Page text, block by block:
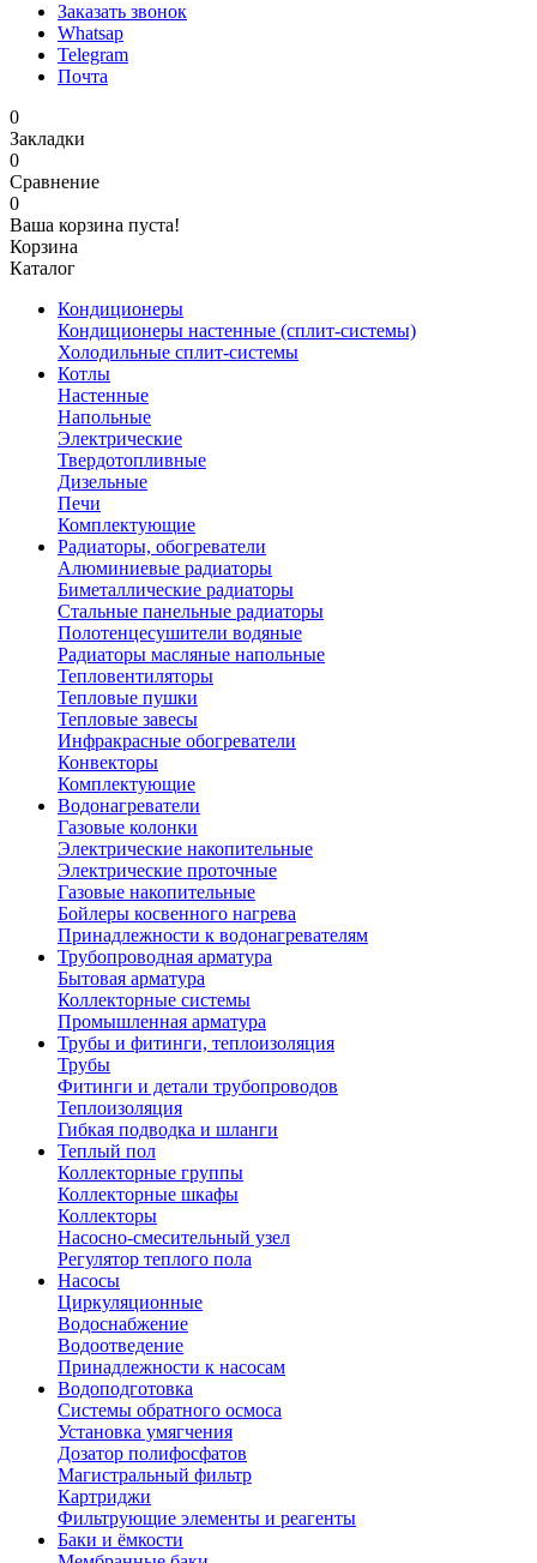
Заказать звонок
Whatsap
Telegram
Почта
0
Закладки
0
Сравнение
0
Ваша корзина пуста!
Корзина
Каталог
Кондиционеры
Кондиционеры настенные (сплит-системы)
Холодильные сплит-системы
Котлы
Настенные
Напольные
Электрические
Твердотопливные
Дизельные
Печи
Комплектующие
Радиаторы, обогреватели
Алюминиевые радиаторы
Биметаллические радиаторы
Стальные панельные радиаторы
Полотенцесушители водяные
Радиаторы масляные напольные
Тепловентиляторы
Тепловые пушки
Тепловые завесы
Инфракрасные обогреватели
Конвекторы
Комплектующие
Водонагреватели
Газовые колонки
Электрические накопительные
Электрические проточные
Газовые накопительные
Бойлеры косвенного нагрева
Принадлежности к водонагревателям
Трубопроводная арматура
Бытовая арматура
Коллекторные системы
Промышленная арматура
Трубы и фитинги, теплоизоляция
Трубы
Фитинги и детали трубопроводов
Теплоизоляция
Гибкая подводка и шланги
Теплый пол
Коллекторные группы
Коллекторные шкафы
Коллекторы
Насосно-смесительный узел
Регулятор теплого пола
Насосы
Циркуляционные
Водоснабжение
Водоотведение
Принадлежности к насосам
Водоподготовка
Системы обратного осмоса
Установка умягчения
Дозатор полифосфатов
Магистральный фильтр
Картриджи
Фильтрующие элементы и реагенты
Баки и ёмкости